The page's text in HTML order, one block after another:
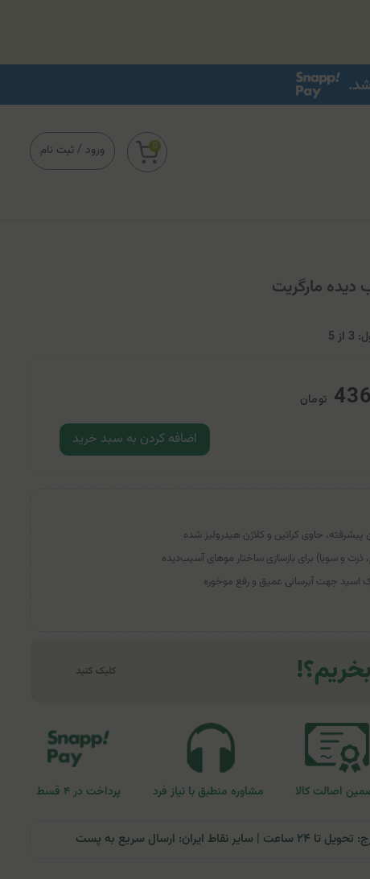
ورود / ثبت نام 0
مارگریت
3 از 5
تومان
اضافه کردن به سبد خرید
پیشرفته، حاوی کراتین و کلاژن هیدرولیز شده
ذرت و سویا) برای بازسازی ساختار موهای آسیب‌دیده
اسید جهت آبرسانی عمیق و رفع موخوره
اصالت کالا مشاوره منطبق با نیاز فرد پرداخت در ۴ قسط
ارسال سریع به پست